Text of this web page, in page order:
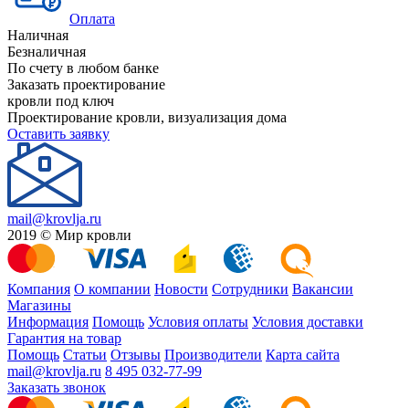
Оплата
Наличная
Безналичная
По счету в любом банке
Заказать проектирование
кровли под ключ
Проектирование кровли, визуализация дома
Оставить заявку
mail@krovlja.ru
2019 © Мир кровли
Компания О компании Новости Сотрудники Вакансии
Магазины
Информация Помощь Условия оплаты Условия доставки
Гарантия на товар
Помощь Статьи Отзывы Производители Карта сайта
mail@krovlja.ru 8 495 032-77-99
Заказать звонок